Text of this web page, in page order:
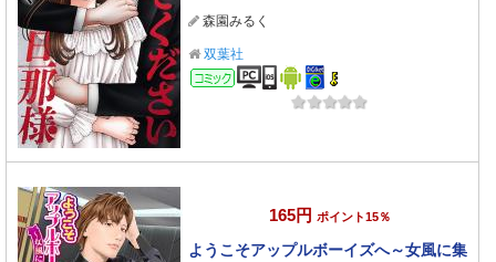
森園みるく
双葉社
コミック
165円 ポイント15％
ようこそアップルボーイズへ～女風に集